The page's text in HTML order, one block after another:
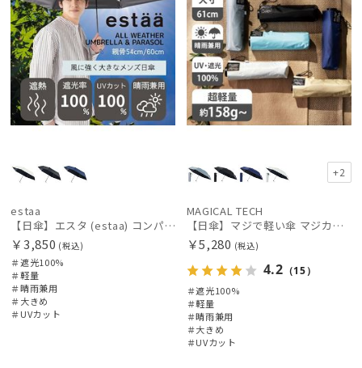
estaa
【日傘】エスタ (estaa) コンパクトワイド60 折りたたみ傘 軽量 晴雨兼用 遮光100％ UV100%
￥3,850 (税込)
＃遮光100%
＃軽量
＃晴雨兼用
＃大きめ
＃UVカット
+2
MAGICAL TECH
【日傘】マジで軽い傘 マジカルテックプロテクション(MAGICAL TECH PROTECTION)61cm 晴雨兼用傘折りたたみ日傘 一級遮光100% UV 軽量 人気 大きめ
￥5,280 (税込)
4.2 （15）
＃遮光100%
＃軽量
＃晴雨兼用
＃大きめ
＃UVカット